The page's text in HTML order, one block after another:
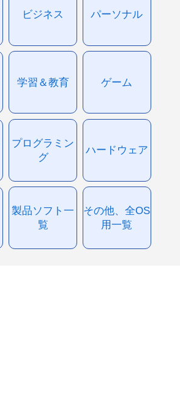
ビジネス パーソナル
学習＆教育 ゲーム
プログラミン
グ
ハードウェア
製品ソフト一
覧
その他、全OS
用一覧